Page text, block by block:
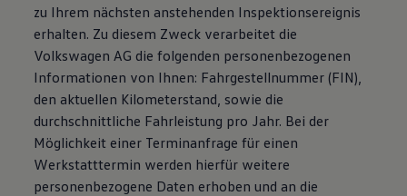
zu Ihrem nächsten anstehenden Inspektionsereignis
erhalten. Zu diesem Zweck verarbeitet die
Volkswagen AG die folgenden personenbezogenen
Informationen von Ihnen: Fahrgestellnummer (FIN),
den aktuellen Kilometerstand, sowie die
durchschnittliche Fahrleistung pro Jahr. Bei der
Möglichkeit einer Terminanfrage für einen
Werkstatttermin werden hierfür weitere
personenbezogene Daten erhoben und an die